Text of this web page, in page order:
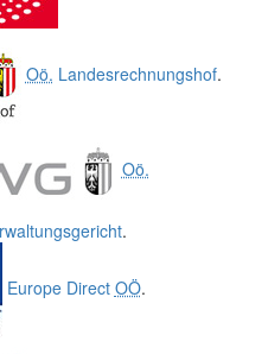
Oö. Landesrechnungshof.
Oö.
.
Europe Direct OÖ.